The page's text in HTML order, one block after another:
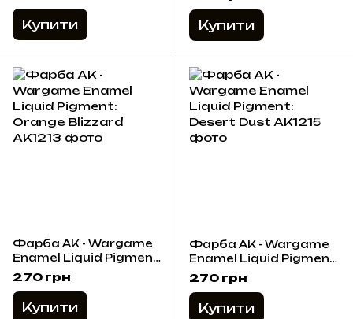
Купити Купити
Фарба AK - Wargame
Enamel Liquid Pigment:
Orange Blizzard
270 грн
Купити
Фарба AK - Wargame
Enamel Liquid Pigment:
Desert Dust
270 грн
Купити